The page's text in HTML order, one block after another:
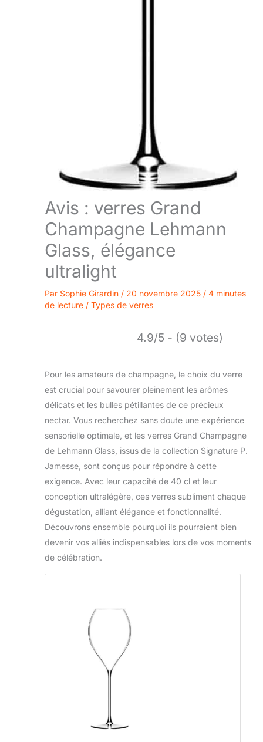
Avis : verres Grand
Champagne Lehmann
Glass, élégance
ultralight
Par Sophie Girardin / 20 novembre 2025 / 4 minutes
de lecture / Types de verres
4.9/5 - (9 votes)
Pour les amateurs de champagne, le choix du verre
est crucial pour savourer pleinement les arômes
délicats et les bulles pétillantes de ce précieux
nectar. Vous recherchez sans doute une expérience
sensorielle optimale, et les verres Grand Champagne
de Lehmann Glass, issus de la collection Signature P.
Jamesse, sont conçus pour répondre à cette
exigence. Avec leur capacité de 40 cl et leur
conception ultralégère, ces verres subliment chaque
dégustation, alliant élégance et fonctionnalité.
Découvrons ensemble pourquoi ils pourraient bien
devenir vos alliés indispensables lors de vos moments
de célébration.